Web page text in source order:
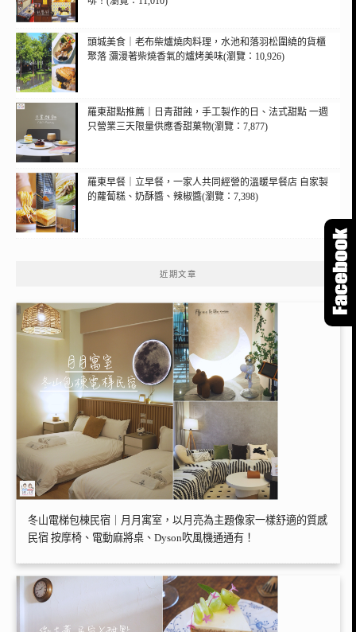
頭城美食｜老布柴爐燒肉料理，水池和落羽松圍繞的貨櫃
聚落 瀰漫著柴燒香氣的爐烤美味(瀏覽：10,926)
羅東甜點推薦｜日青甜蝕，手工製作的日、法式甜點 一週
只營業三天限量供應香甜菓物(瀏覽：7,877)
羅東早餐｜立早餐，一家人共同經營的溫暖早餐店 自家製
的蘿蔔糕、奶酥醬、辣椒醬(瀏覽：7,398)
近期文章
冬山電梯包棟民宿｜月月寓室，以月亮為主題像家一樣舒適的質感
民宿 按摩椅、電動麻將桌、Dyson吹風機通通有！